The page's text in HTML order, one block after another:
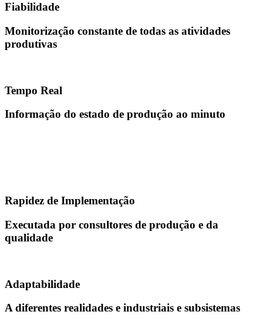
Fiabilidade
Monitorização constante de todas as atividades
produtivas
Tempo Real
Informação do estado de produção ao minuto
Rapidez de Implementação
Executada por consultores de produção e da
qualidade
Adaptabilidade
A diferentes realidades e industriais e subsistemas